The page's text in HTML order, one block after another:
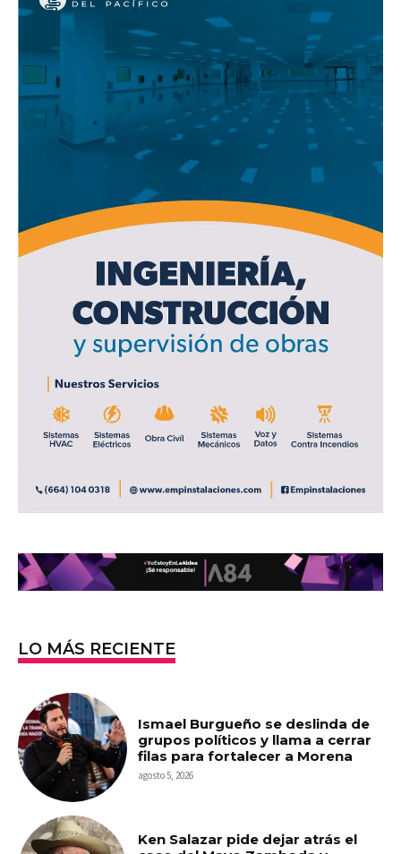
LO MÁS RECIENTE
Ismael Burgueño se deslinda de
grupos políticos y llama a cerrar
filas para fortalecer a Morena
agosto 5, 2026
Ken Salazar pide dejar atrás el